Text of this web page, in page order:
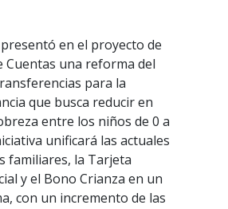
en el proyecto de
Cuentas una reforma del
para la
que busca reducir en
entre los niños de 0 a
unificará las actuales
familiares, la Tarjeta
y el Bono Crianza en un
con un incremento de las